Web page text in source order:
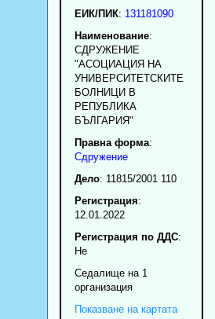
ЕИК/ПИК: 131181090
Наименование:
СДРУЖЕНИЕ
"АСОЦИАЦИЯ НА
УНИВЕРСИТЕТСКИТЕ
БОЛНИЦИ В
РЕПУБЛИКА
БЪЛГАРИЯ"
Правна форма:
Сдружение
Дело: 11815/2001 110
Регистрация:
12.01.2022
Регистрация по ДДС:
Нe
Седалище на 1
организация
Показване на картата